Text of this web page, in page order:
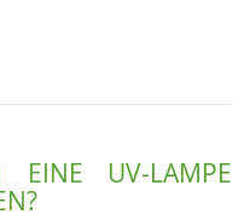
EINE UV-LAMPE